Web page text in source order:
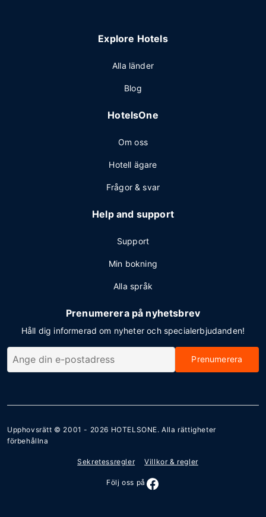
Explore Hotels
Alla länder
Blog
HotelsOne
Om oss
Hotell ägare
Frågor & svar
Help and support
Support
Min bokning
Alla språk
Prenumerera på nyhetsbrev
Håll dig informerad om nyheter och specialerbjudanden!
Prenumerera
Upphovsrätt © 2001 - 2026 HOTELSONE. Alla rättigheter
förbehållna
Sekretessregler Villkor & regler
Följ oss på